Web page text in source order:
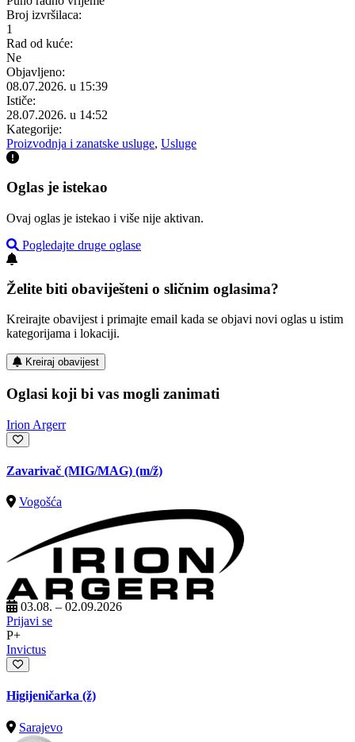
Broj izvršilaca:
1
Rad od kuće:
Ne
Objavljeno:
08.07.2026. u 15:39
Ističe:
28.07.2026. u 14:52
Kategorije:
Proizvodnja i zanatske usluge, Usluge
Oglas je istekao
Ovaj oglas je istekao i više nije aktivan.
Pogledajte druge oglase
Želite biti obaviješteni o sličnim oglasima?
Kreirajte obavijest i primajte email kada se objavi novi oglas u istim
kategorijama i lokaciji.
Kreiraj obavijest
Oglasi koji bi vas mogli zanimati
Irion Argerr
Zavarivač (MIG/MAG) (m/ž)
Vogošća
03.08. – 02.09.2026
Prijavi se
P+
Invictus
Higijeničarka (ž)
Sarajevo